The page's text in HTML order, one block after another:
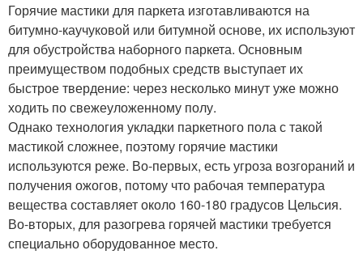
Горячие мастики для паркета изготавливаются на
битумно-каучуковой или битумной основе, их используют
для обустройства наборного паркета. Основным
преимуществом подобных средств выступает их
быстрое твердение: через несколько минут уже можно
ходить по свежеуложенному полу.
Однако технология укладки паркетного пола с такой
мастикой сложнее, поэтому горячие мастики
используются реже. Во-первых, есть угроза возгораний и
получения ожогов, потому что рабочая температура
вещества составляет около 160-180 градусов Цельсия.
Во-вторых, для разогрева горячей мастики требуется
специально оборудованное место.